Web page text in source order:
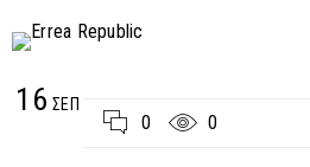
16 ΣΕΠ
0 0